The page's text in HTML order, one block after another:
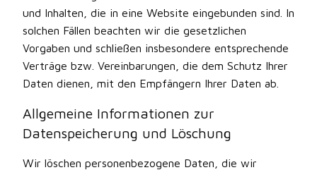
und Inhalten, die in eine Website eingebunden sind. In
solchen Fällen beachten wir die gesetzlichen
Vorgaben und schließen insbesondere entsprechende
Verträge bzw. Vereinbarungen, die dem Schutz Ihrer
Daten dienen, mit den Empfängern Ihrer Daten ab.
Allgemeine Informationen zur
Datenspeicherung und Löschung
Wir löschen personenbezogene Daten, die wir